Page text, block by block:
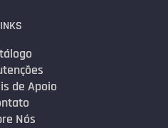
de Apoio
Nós